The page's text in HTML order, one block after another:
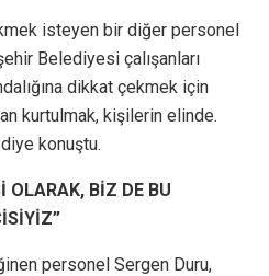
isteyen bir diğer personel
Belediyesi çalışanları
dikkat çekmek için
kurtulmak, kişilerin elinde.
konuştu.
OLARAK, BİZ DE BU
personel Sergen Duru,